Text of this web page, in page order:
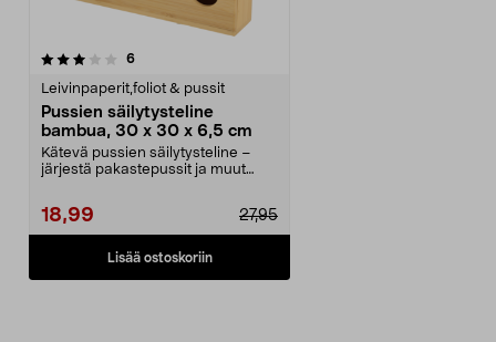
6arvostelut
Leivinpaperit,foliot & pussit
Pussien säilytysteline
bambua, 30 x 30 x 6,5 cm
Kätevä pussien säilytysteline –
järjestä pakastepussit ja muut
27,95
18,99
Lisää ostoskoriin